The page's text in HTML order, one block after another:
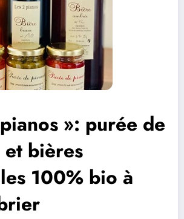
»: purée de
bières
100% bio à